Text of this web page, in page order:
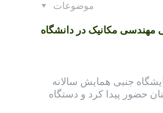
موضوعات
مهندسی مکانیک در دانشگاه
اردیبهشت ماه سال ۹۷ در نمایشگاه جنبی همایش سالانه
حضور پیدا کرد و دستگاه